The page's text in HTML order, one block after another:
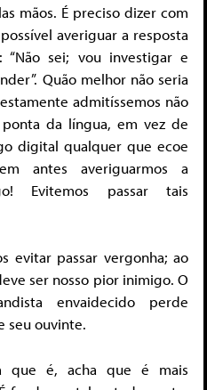
mãos. É preciso dizer com
averiguar a resposta
“Não sei; vou investigar e
Quão melhor não seria
admitíssemos não
da língua, em vez de
digital qualquer que ecoe
antes averiguarmos a
Evitemos passar tais
evitar passar vergonha; ao
ser nosso pior inimigo. O
envaidecido perde
seu ouvinte.
que é, acha que é mais